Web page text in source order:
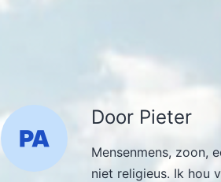
Door Pieter
Mensenmens, zoon,
niet religieus. Ik hou